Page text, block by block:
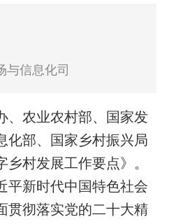
与信息化司
、农业农村部、国家发
化部、国家乡村振兴局
乡村发展工作要点》。
平新时代中国特色社会
贯彻落实党的二十大精